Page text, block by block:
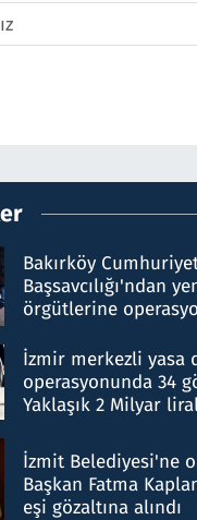
Bakırköy
Başsavcılığı'ndan
örgütlerine
İzmir merkezli yasa
operasyonunda 34
Yaklaşık 2 Milyar
İzmit Belediyesi'ne
Başkan Fatma
eşi gözaltına alındı